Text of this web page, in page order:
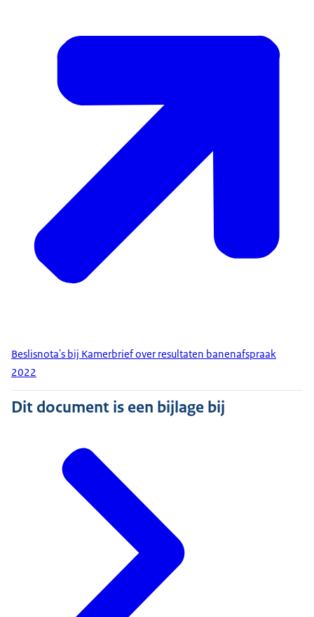
Beslisnota's bij Kamerbrief over resultaten banenafspraak
2022
Dit document is een bijlage bij